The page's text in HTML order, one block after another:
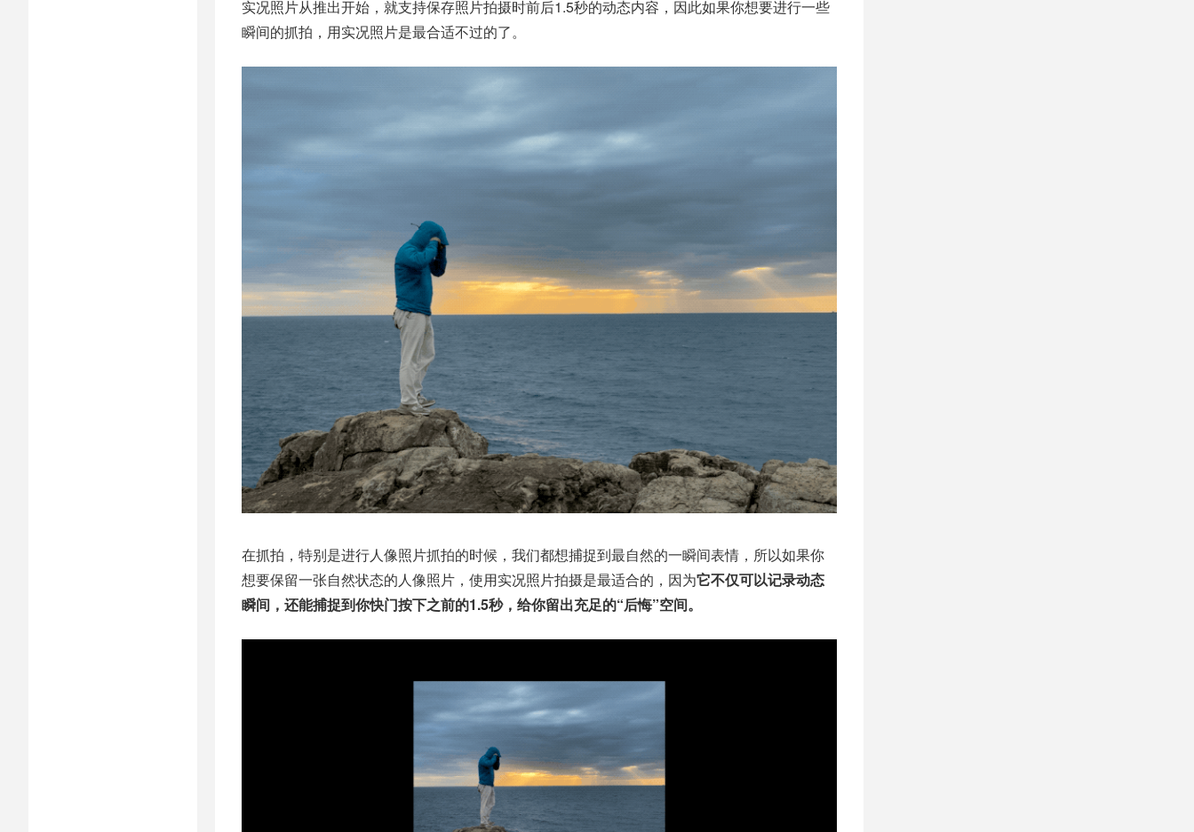
实况照片从推出开始，就支持保存照片拍摄时前后1.5秒的动态内容，因此如果你想要进行一些
瞬间的抓拍，用实况照片是最合适不过的了。
在抓拍，特别是进行人像照片抓拍的时候，我们都想捕捉到最自然的一瞬间表情，所以如果你
想要保留一张自然状态的人像照片，使用实况照片拍摄是最适合的，因为它不仅可以记录动态
瞬间，还能捕捉到你快门按下之前的1.5秒，给你留出充足的“后悔”空间。